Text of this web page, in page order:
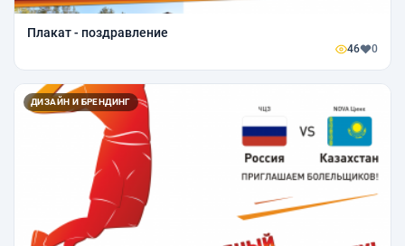
Плакат - поздравление
46 0
ДИЗАЙН И БРЕНДИНГ